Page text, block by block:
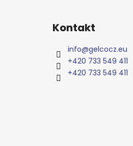
Kontakt
info@gelcocz.eu
+420 733 549 411
+420 733 549 411